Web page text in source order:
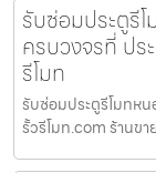
รับซ่อมประตูรีโ
ครบวงจรที่ ปร
รีโมท
รับซ่อมประตูรีโมทหน
รั้วรีโมท.com ร้านข